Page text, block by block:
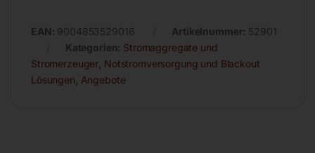
EAN: 9004853529016 Artikelnummer: 52901
Kategorien: Stromaggregate und
Stromerzeuger Notstromversorgung und Blackout
Lösungen Angebote